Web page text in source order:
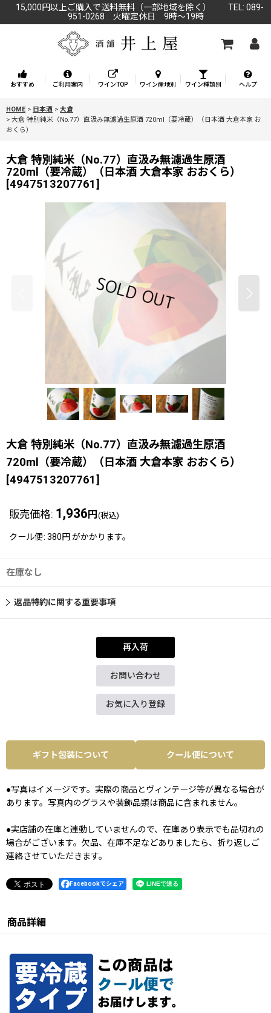
15,000円以上ご購入で送料無料（一部地域を除く） TEL: 089-
951-0268 火曜定休日 9時～19時
おすすめ ご利用案内 ワインTOP ワイン産地別 ワイン種類別 ヘルプ
HOME > 日本酒 > 大倉
> 大倉 特別純米（No.77）直汲み無濾過生原酒 720ml（要冷蔵）（日本酒 大倉本家 お
おくら）
大倉 特別純米（No.77）直汲み無濾過生原酒
720ml（要冷蔵）（日本酒 大倉本家 おおくら）
[4947513207761]
大倉 特別純米（No.77）直汲み無濾過生原酒
720ml（要冷蔵）（日本酒 大倉本家 おおくら）
[4947513207761]
販売価格: 1,936 円 (税込)
クール便: 380円 がかかります。
在庫なし
返品特約に関する重要事項
再入荷
お問い合わせ
お気に入り登録
ギフト包装について クール便について
●写真はイメージです。実際の商品とヴィンテージ等が異なる場合が
あります。写真内のグラスや装飾品類は商品に含まれません。
●実店舗の在庫と連動していませんので、在庫あり表示でも品切れの
場合がございます。欠品、在庫不足などありましたら、折り返しご
連絡させていただきます。
Facebookでシェア
商品詳細